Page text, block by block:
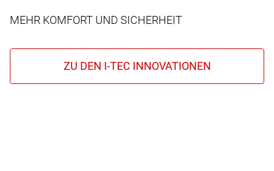
MEHR KOMFORT UND SICHERHEIT